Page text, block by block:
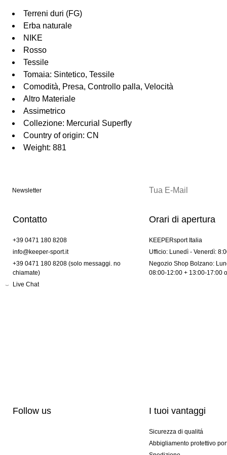
Terreni duri (FG)
Erba naturale
NIKE
Rosso
Tessile
Tomaia: Sintetico, Tessile
Comodità, Presa, Controllo palla, Velocità
Altro Materiale
Assimetrico
Collezione: Mercurial Superfly
Country of origin: CN
Weight: 881
Newsletter
Contatto
+39 0471 180 8208
info@keeper-sport.it
+39 0471 180 8208 (solo messaggi. no
chiamate)
Live Chat
Orari di apertura
KEEPERsport Italia
Ufficio: Lunedì - Venerdì:
Negozio Shop Bolzano:
08:00-12:00 + 13:00-17:00
Follow us I tuoi vantaggi
Sicurezza di qualitá
Abbigliamento protettivo